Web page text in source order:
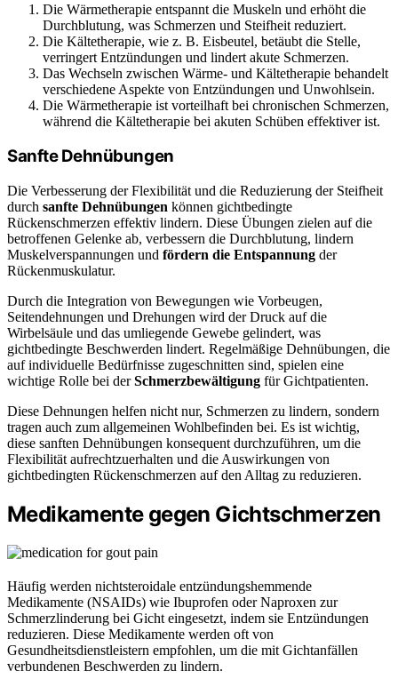
Die Wärmetherapie entspannt die Muskeln und erhöht die
Durchblutung, was Schmerzen und Steifheit reduziert.
Die Kältetherapie, wie z. B. Eisbeutel, betäubt die Stelle,
verringert Entzündungen und lindert akute Schmerzen.
Das Wechseln zwischen Wärme- und Kältetherapie behandelt
verschiedene Aspekte von Entzündungen und Unwohlsein.
Die Wärmetherapie ist vorteilhaft bei chronischen Schmerzen,
während die Kältetherapie bei akuten Schüben effektiver ist.
Sanfte Dehnübungen
Die Verbesserung der Flexibilität und die Reduzierung der Steifheit
durch sanfte Dehnübungen können gichtbedingte
Rückenschmerzen effektiv lindern. Diese Übungen zielen auf die
betroffenen Gelenke ab, verbessern die Durchblutung, lindern
Muskelverspannungen und fördern die Entspannung der
Rückenmuskulatur.
Durch die Integration von Bewegungen wie Vorbeugen,
Seitendehnungen und Drehungen wird der Druck auf die
Wirbelsäule und das umliegende Gewebe gelindert, was
gichtbedingte Beschwerden lindert. Regelmäßige Dehnübungen, die
auf individuelle Bedürfnisse zugeschnitten sind, spielen eine
wichtige Rolle bei derSchmerzbewältigung für Gichtpatienten.
Diese Dehnungen helfen nicht nur, Schmerzen zu lindern, sondern
tragen auch zum allgemeinen Wohlbefinden bei. Es ist wichtig,
diese sanften Dehnübungen konsequent durchzuführen, um die
Flexibilität aufrechtzuerhalten und die Auswirkungen von
gichtbedingten Rückenschmerzen auf den Alltag zu reduzieren.
Medikamente gegen Gichtschmerzen
Häufig werden nichtsteroidale entzündungshemmende
Medikamente (NSAIDs) wie Ibuprofen oder Naproxen zur
Schmerzlinderung bei Gicht eingesetzt, indem sie Entzündungen
reduzieren. Diese Medikamente werden oft von
Gesundheitsdienstleistern empfohlen, um die mit Gichtanfällen
verbundenen Beschwerden zu lindern.